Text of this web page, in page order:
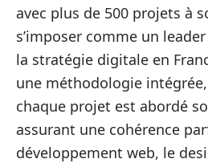
avec plus de 500 projets à
s’imposer comme un
la stratégie digitale en
une méthodologie
chaque projet est abordé
assurant une cohérence
développement web, le